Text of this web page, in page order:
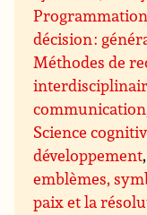
décision :
Méthodes de
communication
Science
développement
emblèmes,
paix et la